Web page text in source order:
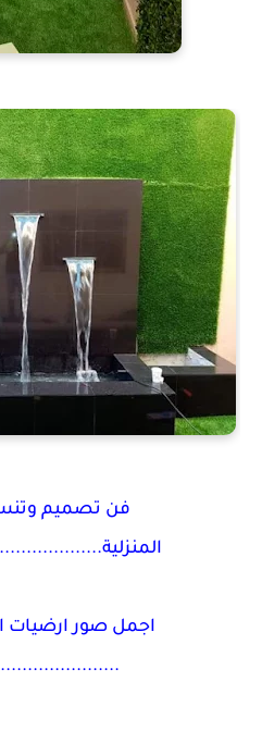
فن تصميم
اجمل صور ارضيات